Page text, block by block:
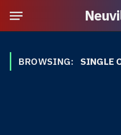
BROWSING: SINGLE